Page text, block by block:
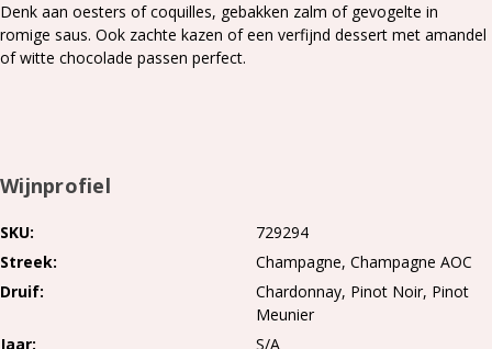
Denk aan oesters of coquilles, gebakken zalm of gevogelte in
romige saus. Ook zachte kazen of een verfijnd dessert met amandel
of witte chocolade passen perfect.
Wijnprofiel
SKU
729294
Streek
Champagne Champagne AOC
Druif
Chardonnay Pinot Noir Pinot
Meunier
Jaar
S/A